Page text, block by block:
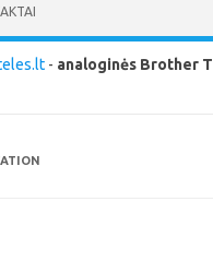
- analoginės Brother